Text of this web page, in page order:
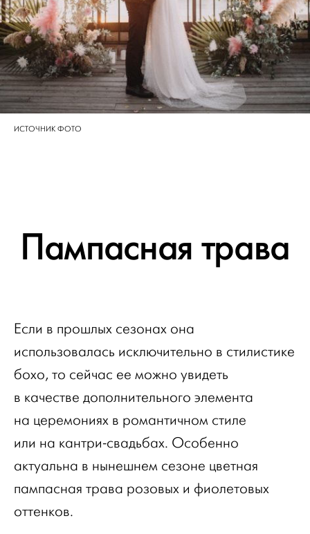
ИСТОЧНИК ФОТО
Пампасная трава
Если в прошлых сезонах она
использовалась исключительно в стилистике
бохо, то сейчас ее можно увидеть
в качестве дополнительного элемента
на церемониях в романтичном стиле
или на кантри-свадьбах. Особенно
актуальна в нынешнем сезоне цветная
пампасная трава розовых и фиолетовых
оттенков.